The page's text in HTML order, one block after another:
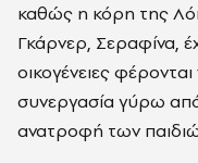
καθώς η κόρη της
Γκάρνερ, Σεραφίνα,
οικογένειες
συνεργασία γύρω
ανατροφή των